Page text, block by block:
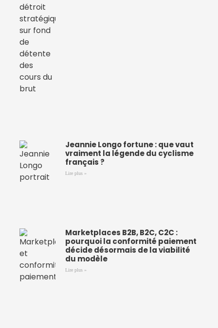
Jeannie Longo fortune : que vaut
vraiment la légende du cyclisme
français ?
Lire plus »
Marketplaces B2B, B2C, C2C :
pourquoi la conformité paiement
décide désormais de la viabilité
du modèle
Lire plus »